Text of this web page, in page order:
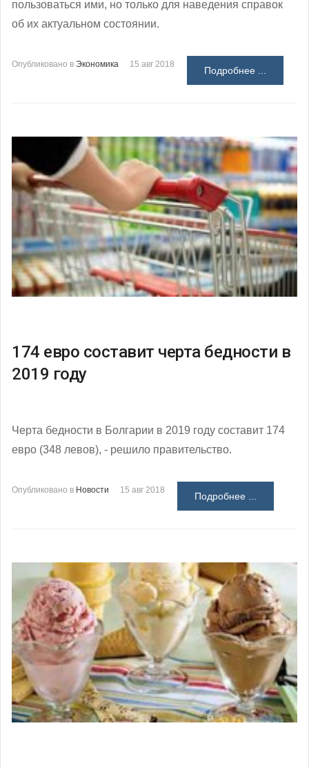
пользоваться ими, но только для наведения справок
об их актуальном состоянии.
Опубликовано в Экономика 15 авг 2018
Подробнее ...
174 евро составит черта бедности в
2019 году
Черта бедности в Болгарии в 2019 году составит 174
евро (348 левов), - решило правительство.
Опубликовано в Новости 15 авг 2018
Подробнее ...